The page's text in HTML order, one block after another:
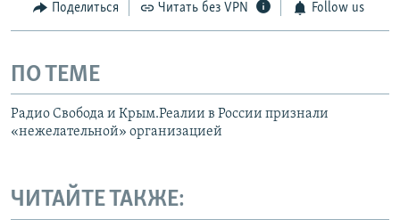
Поделиться Читать без VPN Follow us
ПО ТЕМЕ
Радио Свобода и Крым.Реалии в России признали
«нежелательной» организацией
ЧИТАЙТЕ ТАКЖЕ: